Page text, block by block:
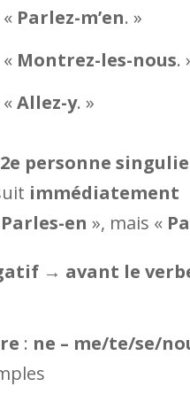
« Parlez-m’en. »
« Montrez-les-nous.
«Allez-y. »
2e personne
immédiatement
Parles-en », mais «
→ avant le
: ne – me/te/se/